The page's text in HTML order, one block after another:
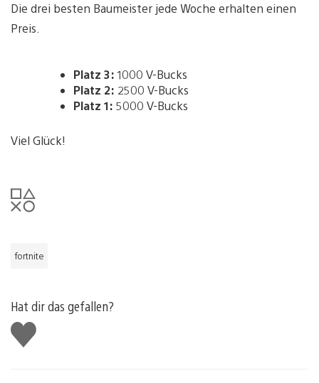
Die drei besten Baumeister jede Woche erhalten einen
Preis.
Platz 3: 1000 V-Bucks
Platz 2: 2500 V-Bucks
Platz 1: 5000 V-Bucks
Viel Glück!
fortnite
Hat dir das gefallen?
Gefällt
mir